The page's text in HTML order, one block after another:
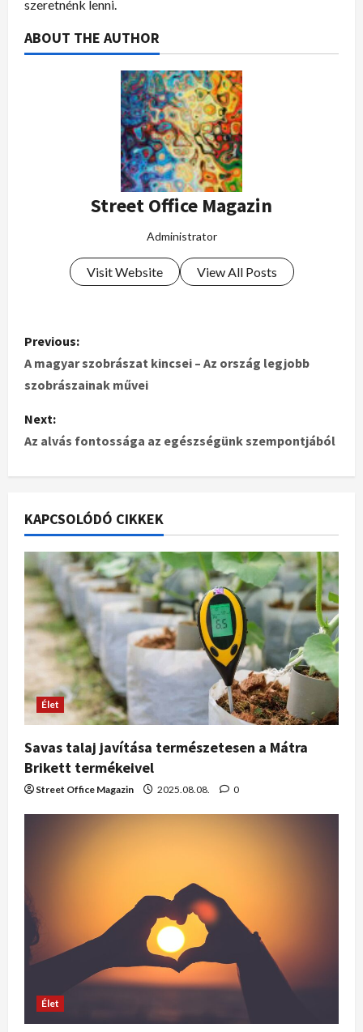
szeretnénk lenni.
ABOUT THE AUTHOR
Street Office Magazin
Administrator
Visit Website View All Posts
Previous:
A magyar szobrászat kincsei – Az ország legjobb
szobrászainak művei
Next:
Az alvás fontossága az egészségünk szempontjából
KAPCSOLÓDÓ CIKKEK
Élet
Savas talaj javítása természetesen a Mátra
Brikett termékeivel
Street Office Magazin 2025.08.08. 0
Élet